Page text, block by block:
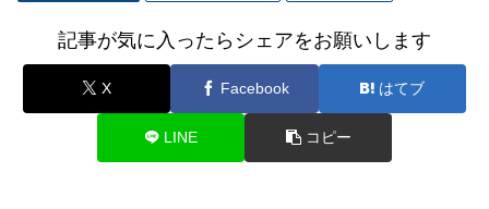
記事が気に入ったらシェアをお願いします
X Facebook はてブ
LINE コピー